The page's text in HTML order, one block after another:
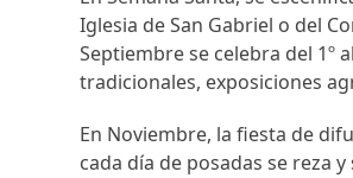
Iglesia de San Gabriel o del
Septiembre se celebra del 1º
tradicionales, exposiciones
En Noviembre, la fiesta de
cada día de posadas se reza y